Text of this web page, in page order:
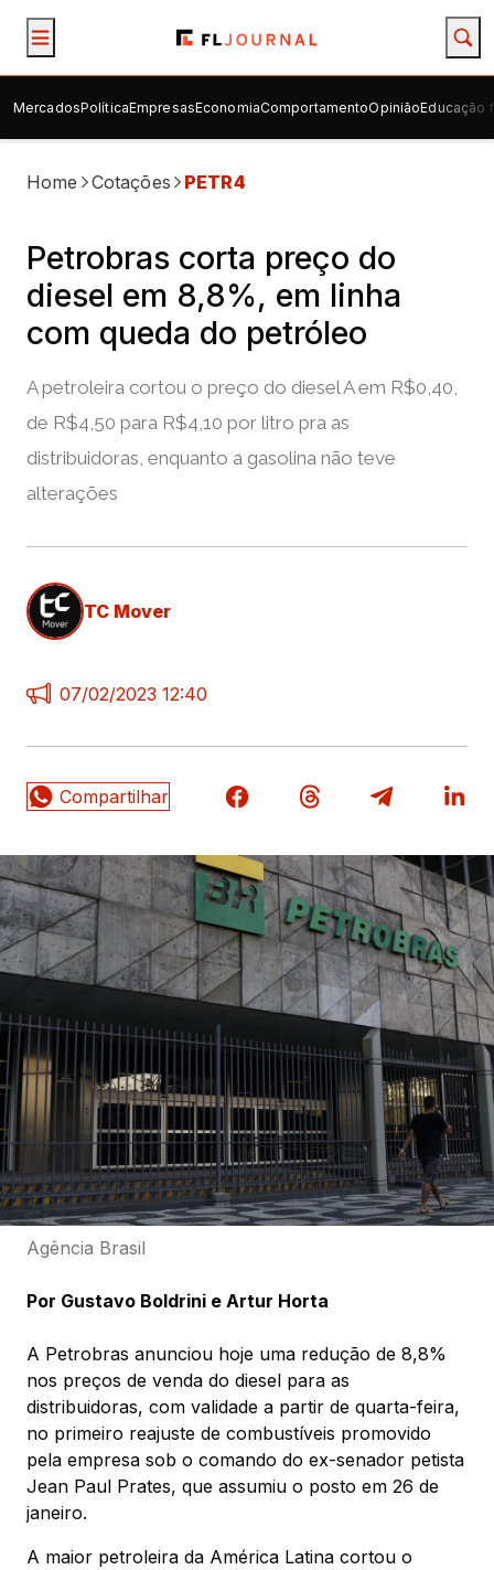
MercadosPolíticaEmpresasEconomiaComportamentoOpiniãoEducação
Home Cotações PETR4
Petrobras corta preço do
diesel em 8,8%, em linha
com queda do petróleo
A petroleira cortou o preço do diesel A em R$0,40,
de R$4,50 para R$4,10 por litro pra as
distribuidoras, enquanto a gasolina não teve
alterações
TC Mover
07/02/2023 12:40
Agência Brasil
Por Gustavo Boldrini e Artur Horta
A Petrobras anunciou hoje uma redução de 8,8%
nos preços de venda do diesel para as
distribuidoras, com validade a partir de quarta-feira,
no primeiro reajuste de combustíveis promovido
pela empresa sob o comando do ex-senador petista
Jean Paul Prates, que assumiu o posto em 26 de
janeiro.
A maior petroleira da América Latina cortou o